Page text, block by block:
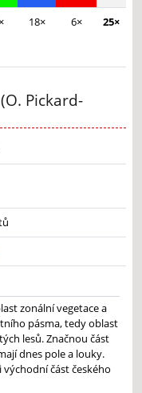
18× 6× 25×
(O. Pickard-
zonální vegetace a
pásma, tedy oblast
lesů. Značnou část
dnes pole a louky.
východní část českého